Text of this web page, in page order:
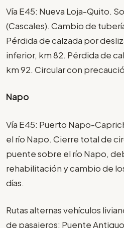
Vía E45: Nueva Loja-Quito.
(Cascales). Cambio de
Pérdida de calzada por
inferior, km 82. Pérdida de
km 92. Circular con
Napo
Vía E45: Puerto Napo-
el río Napo. Cierre total de
puente sobre el río Napo,
rehabilitación y cambio de
días.
Rutas alternas vehículos
de pasajeros: Puente